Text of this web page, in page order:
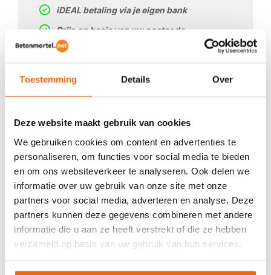
Toestemming Details Over
Deze website maakt gebruik van cookies
We gebruiken cookies om content en advertenties te
personaliseren, om functies voor social media te bieden
en om ons websiteverkeer te analyseren. Ook delen we
informatie over uw gebruik van onze site met onze
partners voor social media, adverteren en analyse. Deze
partners kunnen deze gegevens combineren met andere
informatie die u aan ze heeft verstrekt of die ze hebben
verzameld op basis van uw gebruik van hun services.
BETON BESTELLEN IN
FLUITENBERG
Ben je op zoek naar een leverancier bij jou in de buurt die
goedkoop beton kan storten in Fluitenberg? Dan ben je bij
ons aan het juiste adres. Wij bezorgen kant-en-klaar
iDEAL betaling via je eigen bank
Prijs op basis van uw postcode
Regelmatig nieuwe prijzen